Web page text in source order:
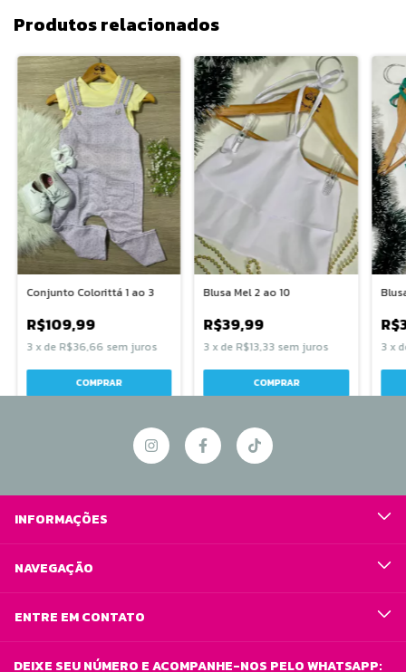
Produtos relacionados
Conjunto Colorittá 1 ao 3
R$109,99
3 xde R$36,66 sem juros
COMPRAR
Blusa Mel 2 ao 10
R$39,99
3 xde R$13,33 sem juros
COMPRAR
3 x
INFORMAÇÕES
NAVEGAÇÃO
ENTRE EM CONTATO
DEIXE SEU NÚMERO E ACOMPANHE-NOS PELO WHATSAPP: